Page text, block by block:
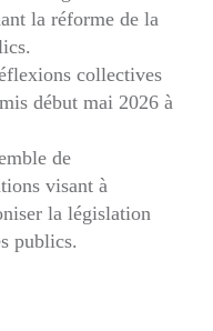
la réforme de la
collectives
début mai 2026 à
de
visant à
la législation
publics.